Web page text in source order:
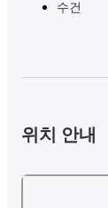
수건
위치 안내